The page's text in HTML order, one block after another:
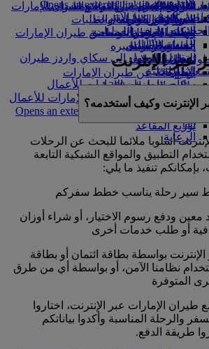
تناول الطعام في الدرجة السياحية
الممتازة
وجبات الدرجة السياحية
المشروبات
طائراتنا
بوينج 777
طائرة الإمارات A380
A350 طائرة الإمارات
الإمارات للطيران الخاص
توزيع المقاعد
السوق الحرة
متجرنا الرسمي
للأطفال
الترفيه عن الأطفال
ألعاب الأطفال
أنشطة للأطفال
in a new tab
الاستدامة في العمليات
السياسة البيئية
التقارير البيئية
المحلية
مؤسسة طيران الإمارات للأعمال
الإنسانية
مؤسسة طيران الإمارات للأعمال
الإنسانية Opens an external link in a new
tab
الرعاية
Opens an external link in a new tab
شركاؤنا
سكاي واردز رايل
حاسبة الأميال
تسجيل الدخول إلى سكاي واردز طيران
الإمارات
سكاي واردز+
السفر لأصحاب الهمم مع طيران الإمارات
المساعدة الخاصة والطلبات
تجربتكم على متن الطائرة
الأدوات والموارد
الهاتف المتحرك وتطبيق طيران الإمارات
إلغاء حجز أو تغييره
تعطل الرحلات
معلومات عن طيران الإمارات
الإنترنت
بالحجز عبر الإنترنت
عبر الإنترنت
الإنترنت وكيف أستخدمه؟
أسلوبا ملائما للبحث عن الرحلات
التطبيق والمواقع الشبكية التابعة
بإمكانكم تنفيذ ما يلي:
سير رحلة يناسب خطط سفركم
ودفع رسوم الاختيار، أو شراء أوزان
أو طلب خدمات أخرى
الإنترنت بواسطة بطاقة ائتمان أو بطاقة
نظامنا الآمن، أو بواسطة أي من طرق
المتوفرة
الإمارات عبر الإنترنت، اختاروا
والرحلة المناسبة وأكدوا بياناتكم
طريقة الدفع.